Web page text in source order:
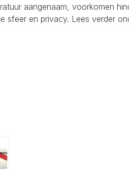
aangenaam, voorkomen
sfeer en privacy. Lees verder